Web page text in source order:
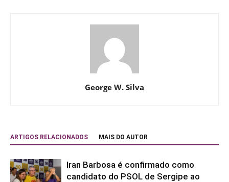
George W. Silva
ARTIGOS RELACIONADOS MAIS DO AUTOR
Iran Barbosa é confirmado como
candidato do PSOL de Sergipe ao